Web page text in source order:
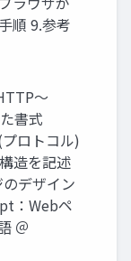
順 9.参考
〜
書式
ロトコル)
造を記述
デザイン
：Webペ
＠